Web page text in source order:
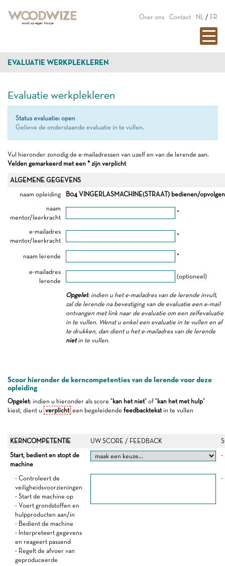
Over ons Contact NL / FR
EVALUATIE WERKPLEKLEREN
Evaluatie werkplekleren
Status evaluatie: open
Gelieve de onderstaande evaluatie in te vullen.
Vul hieronder zonodig de e-mailadressen van uzelf en van de lerende aan.
Velden gemarkeerd met een * zijn verplicht
ALGEMENE GEGEVENS
naam opleiding
B04 VINGERLASMACHINE(STRAAT) bedienen/opvolgen
naam
mentor/leerkracht
*
e-mailadres
mentor/leerkracht
*
naam lerende *
e-mailadres
lerende
(optioneel)
Opgelet: indien u het e-mailadres van de lerende invult,
zal de lerende na bevestiging van de evaluatie een e-mail
ontvangen met link naar de evaluatie om een zelfevaluatie
in te vullen. Wenst u enkel een evaluatie in te vullen en af
te drukken, dan dient u het e-mailadres van de lerende
nietin te vullen.
Scoor hieronder de kerncompetenties van de lerende voor deze
opleiding
Opgelet: indien u hieronder als score "kan het niet" of "kan het met hulp"
kiest, dient u verplicht een begeleidende feedbacktekstin te vullen
KERNCOMPETENTIE UW SCORE / FEEDBACK
Start, bedient en stopt de
machine
-
- Controleert de
veiligheidsvoorzieningen
- Start de machine op
- Voert grondstoffen en
hulpproducten aan/in
- Bedient de machine
- Interpreteert gegevens
en reageert passend
- Regelt de afvoer van
geproduceerde
-